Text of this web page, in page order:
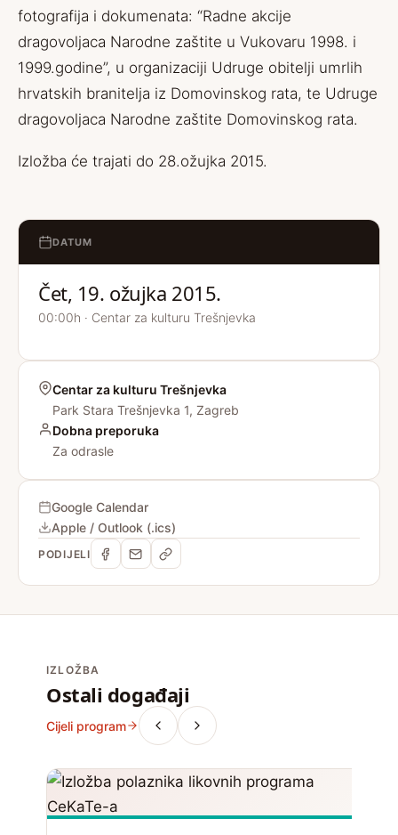
fotografija i dokumenata: “Radne akcije
dragovoljaca Narodne zaštite u Vukovaru 1998. i
1999.godine”, u organizaciji Udruge obitelji umrlih
hrvatskih branitelja iz Domovinskog rata, te Udruge
dragovoljaca Narodne zaštite Domovinskog rata.
Izložba će trajati do 28.ožujka 2015.
DATUM
Čet, 19. ožujka 2015.
00:00h · Centar za kulturu Trešnjevka
Centar za kulturu Trešnjevka
Park Stara Trešnjevka 1, Zagreb
Dobna preporuka
Za odrasle
Google Calendar
Apple / Outlook (.ics)
PODIJELI
IZLOŽBA
Ostali događaji
Cijeli program